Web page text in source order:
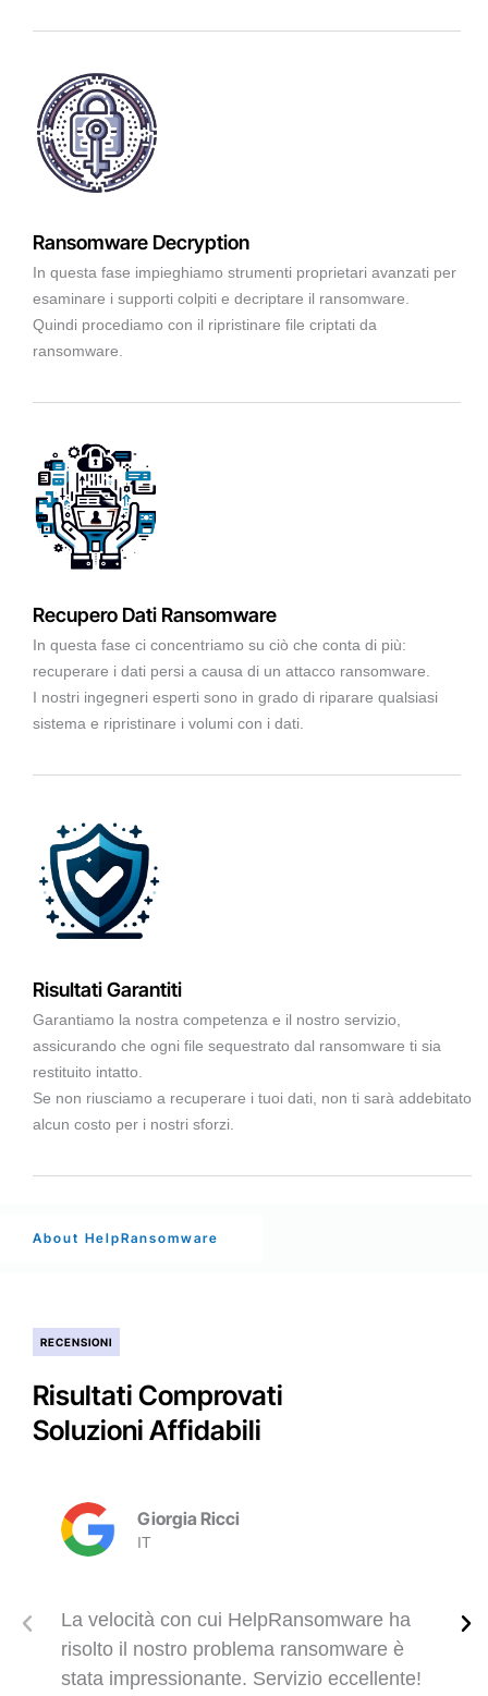
Ransomware Decryption
In questa fase impieghiamo strumenti proprietari avanzati per
esaminare i supporti colpiti e decriptare il ransomware.
Quindi procediamo con il ripristinare file criptati da
ransomware.
Recupero Dati Ransomware
In questa fase ci concentriamo su ciò che conta di più:
recuperare i dati persi a causa di un attacco ransomware.
I nostri ingegneri esperti sono in grado di riparare qualsiasi
sistema e ripristinare i volumi con i dati.
Risultati Garantiti
Garantiamo la nostra competenza e il nostro servizio,
assicurando che ogni file sequestrato dal ransomware ti sia
restituito intatto.
Se non riusciamo a recuperare i tuoi dati, non ti sarà addebitato
alcun costo per i nostri sforzi.
About HelpRansomware
RECENSIONI
Risultati Comprovati
Soluzioni Affidabili
La velocità con cui HelpRansomware ha
risolto il nostro problema ransomware è
stata impressionante. Servizio eccellente!
Giorgia Ricci
IT